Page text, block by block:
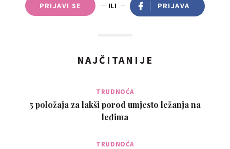
PRIJAVI SE ILI PRIJAVA
NAJČITANIJE
TRUDNOĆA
5 položaja za lakši porod umjesto ležanja na
leđima
TRUDNOĆA